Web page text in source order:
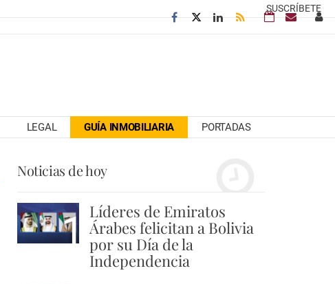
SUSCRÍBETE
LEGAL GUÍA INMOBILIARIA PORTADAS
Noticias de hoy
1 Líderes de Emiratos
Árabes felicitan a Bolivia
por su Día de la
Independencia